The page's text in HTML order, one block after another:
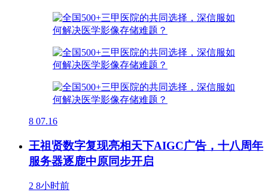
8 07.16
王祖贤数字复现亮相天下AIGC广告，十八周年
服务器逐鹿中原同步开启
2 8小时前